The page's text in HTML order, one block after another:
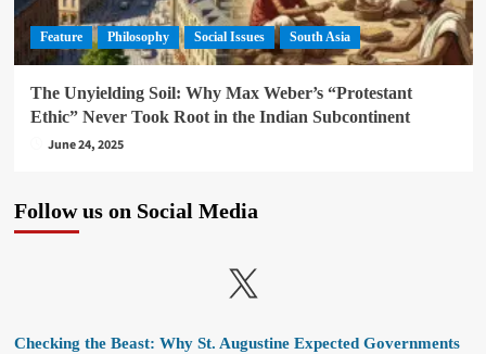
Feature Philosophy Social Issues South Asia
The Unyielding Soil: Why Max Weber’s “Protestant
Ethic” Never Took Root in the Indian Subcontinent
June 24, 2025
Follow us on Social Media
X
Checking the Beast: Why St. Augustine Expected Governments